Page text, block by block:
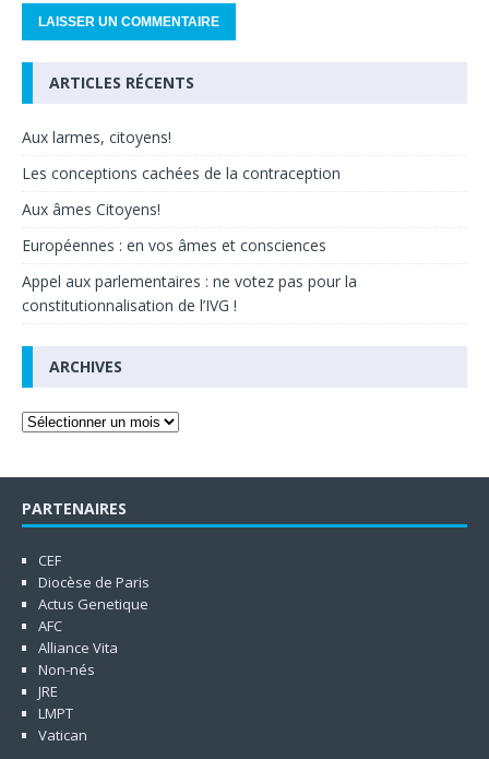
ARTICLES RÉCENTS
Aux larmes, citoyens!
Les conceptions cachées de la contraception
Aux âmes Citoyens!
Européennes : en vos âmes et consciences
Appel aux parlementaires : ne votez pas pour la
constitutionnalisation de l’IVG !
ARCHIVES
PARTENAIRES
CEF
Diocèse de Paris
Actus Genetique
AFC
Alliance Vita
Non-nés
JRE
LMPT
Vatican